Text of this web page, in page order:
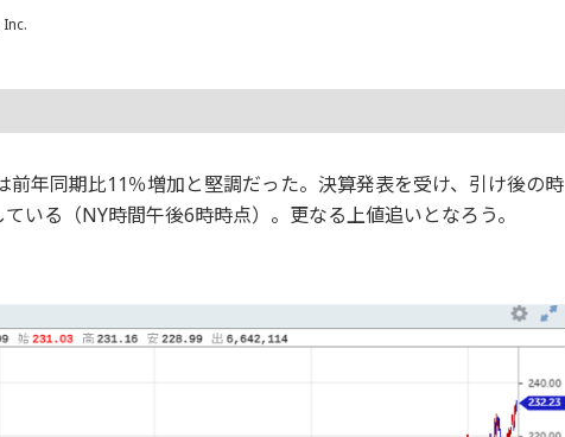
年同期比11％増加と堅調だった。決算発表を受け、引け後の時
いる（NY時間午後6時時点）。更なる上値追いとなろう。